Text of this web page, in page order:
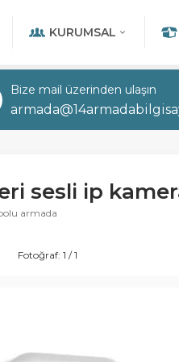
KURUMSAL
Bize mail üzerinden ulaşın
sesli ip
armada
Fotoğraf: 1 / 1